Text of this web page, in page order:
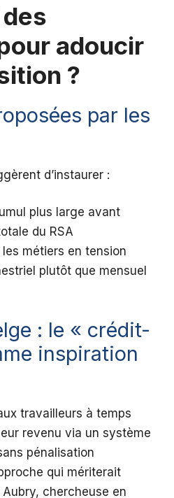
adoucir
?
par les
d’instaurer :
plus large avant
du RSA
métiers en tension
plutôt que mensuel
: le « crédit-
inspiration
travailleurs à temps
revenu via un système
pénalisation
qui mériterait
chercheuse en